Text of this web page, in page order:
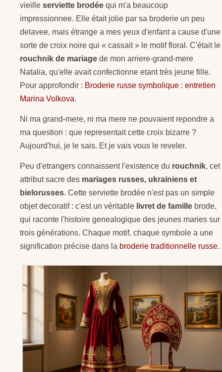
vieille serviette brodée qui m'a beaucoup
impressionnee. Elle était jolie par sa broderie un peu
delavee, mais étrange a mes yeux d'enfant a cause d'une
sorte de croix noire qui « cassait » le motif floral. C'était le
rouchnik de mariage de mon arriere-grand-mere
Natalia, qu'elle avait confectionne etant très jeune fille.
Pour approfondir : Broderie russe symbolique : entretien
Marina Volkova.
Ni ma grand-mere, ni ma mere ne pouvaient repondre a
ma question : que representait cette croix bizarre ?
Aujourd'hui, je le sais. Et je vais vous le reveler.
Peu d'etrangers connaissent l'existence du rouchnik, cet
attribut sacre des mariages russes, ukrainiens et
bielorusses. Cette serviette brodée n'est pas un simple
objet decoratif : c'est un véritable livret de famille brode,
qui raconte l'histoire genealogique des jeunes maries sur
trois générations. Chaque motif, chaque symbole a une
signification précise dans la broderie traditionnelle russe.